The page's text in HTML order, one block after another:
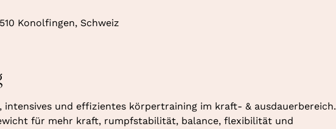
Konolfingen, Schweiz
intensives und effizientes körpertraining im kraft- & ausdauerbereich.
für mehr kraft, rumpfstabilität, balance, flexibilität und